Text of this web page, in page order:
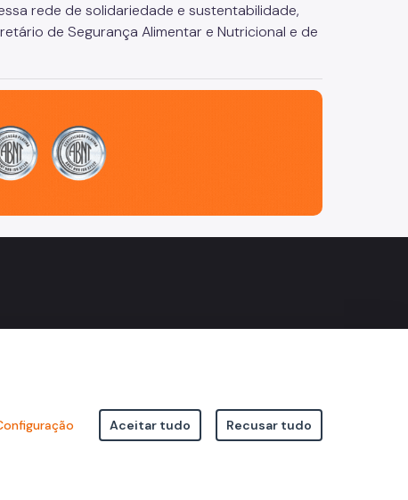
rede de solidariedade e sustentabilidade,
de Segurança Alimentar e Nutricional e de
Aceitar tudo Recusar tudo